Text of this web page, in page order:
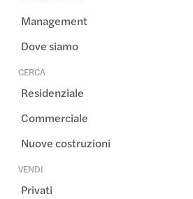
Management
Dove siamo
CERCA
Residenziale
Commerciale
Nuove costruzioni
VENDI
Privati